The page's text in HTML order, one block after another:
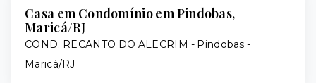
Casa em Condomínio em Pindobas,
Maricá/RJ
COND. RECANTO DO ALECRIM - Pindobas -
Maricá/RJ